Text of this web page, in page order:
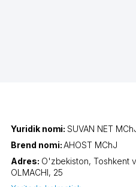
Yuridik nomi:SUVAN NET
Brend nomi:AHOST MChJ
Adres: O'zbekiston,Toshkent
OLMACHI, 25